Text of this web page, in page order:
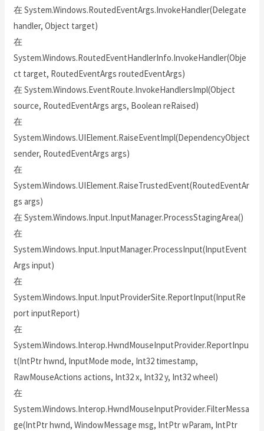
在 System.Windows.RoutedEventArgs.InvokeHandler(Delegate
handler, Object target)
在
System.Windows.RoutedEventHandlerInfo.InvokeHandler(Obje
ct target, RoutedEventArgs routedEventArgs)
在 System.Windows.EventRoute.InvokeHandlersImpl(Object
source, RoutedEventArgs args, Boolean reRaised)
在
System.Windows.UIElement.RaiseEventImpl(DependencyObject
sender, RoutedEventArgs args)
在
System.Windows.UIElement.RaiseTrustedEvent(RoutedEventAr
gs args)
在 System.Windows.Input.InputManager.ProcessStagingArea()
在
System.Windows.Input.InputManager.ProcessInput(InputEvent
Args input)
在
System.Windows.Input.InputProviderSite.ReportInput(InputRe
port inputReport)
在
System.Windows.Interop.HwndMouseInputProvider.ReportInpu
t(IntPtr hwnd, InputMode mode, Int32 timestamp,
RawMouseActions actions, Int32 x, Int32 y, Int32 wheel)
在
System.Windows.Interop.HwndMouseInputProvider.FilterMessa
ge(IntPtr hwnd, WindowMessage msg, IntPtr wParam, IntPtr